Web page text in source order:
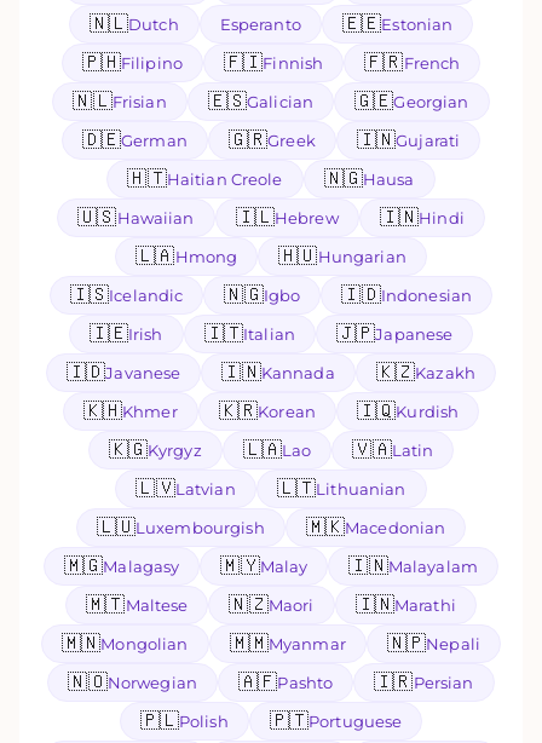
🇳🇱Dutch Esperanto 🇪🇪Estonian
🇵🇭Filipino 🇫🇮Finnish 🇫🇷French
🇳🇱Frisian 🇪🇸Galician 🇬🇪Georgian
🇩🇪German 🇬🇷Greek 🇮🇳Gujarati
🇭🇹Haitian Creole 🇳🇬Hausa
🇺🇸Hawaiian 🇮🇱Hebrew 🇮🇳Hindi
🇱🇦Hmong 🇭🇺Hungarian
🇮🇸Icelandic 🇳🇬Igbo 🇮🇩Indonesian
🇮🇪Irish 🇮🇹Italian 🇯🇵Japanese
🇮🇩Javanese 🇮🇳Kannada 🇰🇿Kazakh
🇰🇭Khmer 🇰🇷Korean 🇮🇶Kurdish
🇰🇬Kyrgyz 🇱🇦Lao 🇻🇦Latin
🇱🇻Latvian 🇱🇹Lithuanian
🇱🇺Luxembourgish 🇲🇰Macedonian
🇲🇬Malagasy 🇲🇾Malay 🇮🇳Malayalam
🇲🇹Maltese 🇳🇿Maori 🇮🇳Marathi
🇲🇳Mongolian 🇲🇲Myanmar 🇳🇵Nepali
🇳🇴Norwegian 🇦🇫Pashto 🇮🇷Persian
🇵🇱Polish 🇵🇹Portuguese